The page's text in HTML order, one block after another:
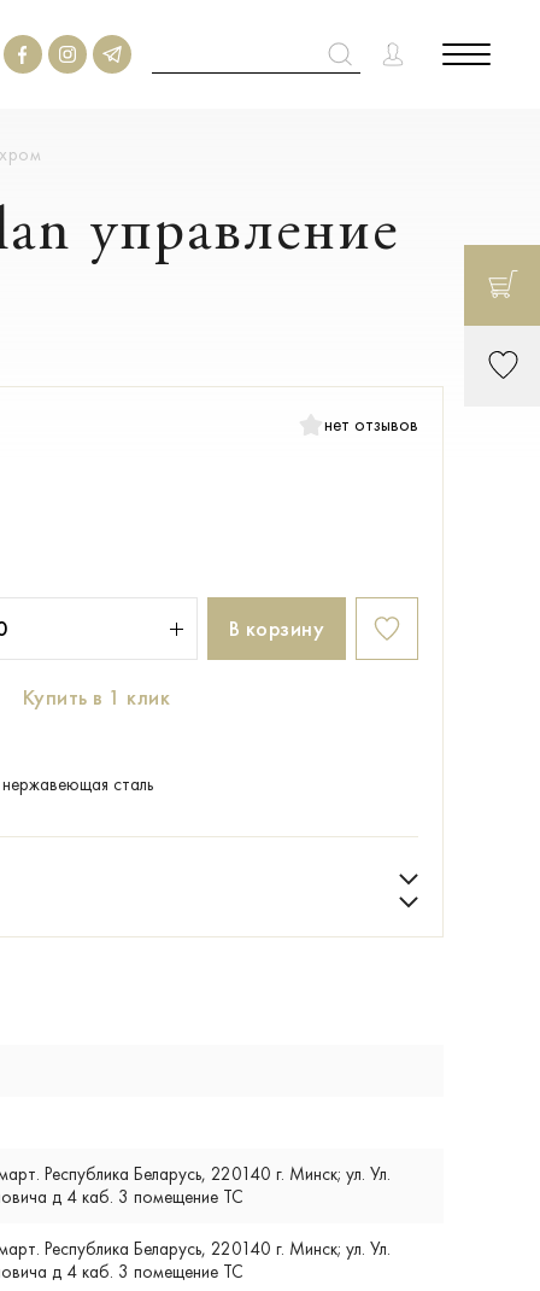
управление
нет отзывов
В корзину
Купить в 1 клик
нержавеющая сталь
Республика Беларусь, 220140 г. Минск; ул. Ул.
д 4 каб. 3 помещение ТС
Республика Беларусь, 220140 г. Минск; ул. Ул.
д 4 каб. 3 помещение ТС